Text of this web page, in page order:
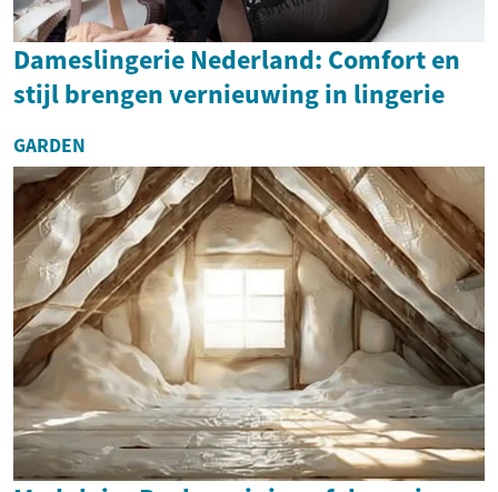
Dameslingerie Nederland: Comfort en
stijl brengen vernieuwing in lingerie
GARDEN